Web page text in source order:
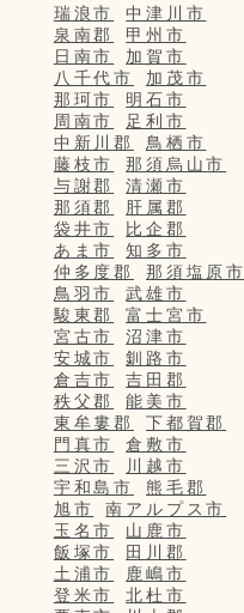
瑞浪市
中津川市
泉南郡
甲州市
日南市
加賀市
八千代市
加茂市
那珂市
明石市
周南市
足利市
中新川郡
鳥栖市
藤枝市
那須烏山市
与謝郡
清瀬市
那須郡
肝属郡
袋井市
比企郡
あま市
知多市
仲多度郡
那須塩原市
鳥羽市
武雄市
駿東郡
富士宮市
宮古市
沼津市
安城市
釧路市
倉吉市
吉田郡
秩父郡
能美市
東牟婁郡
下都賀郡
門真市
倉敷市
三沢市
川越市
宇和島市
熊毛郡
旭市
南アルプス市
玉名市
山鹿市
飯塚市
田川郡
土浦市
鹿嶋市
登米市
北杜市